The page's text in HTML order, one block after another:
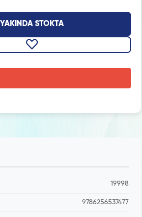
YAKINDA STOKTA
19998
9786256537477